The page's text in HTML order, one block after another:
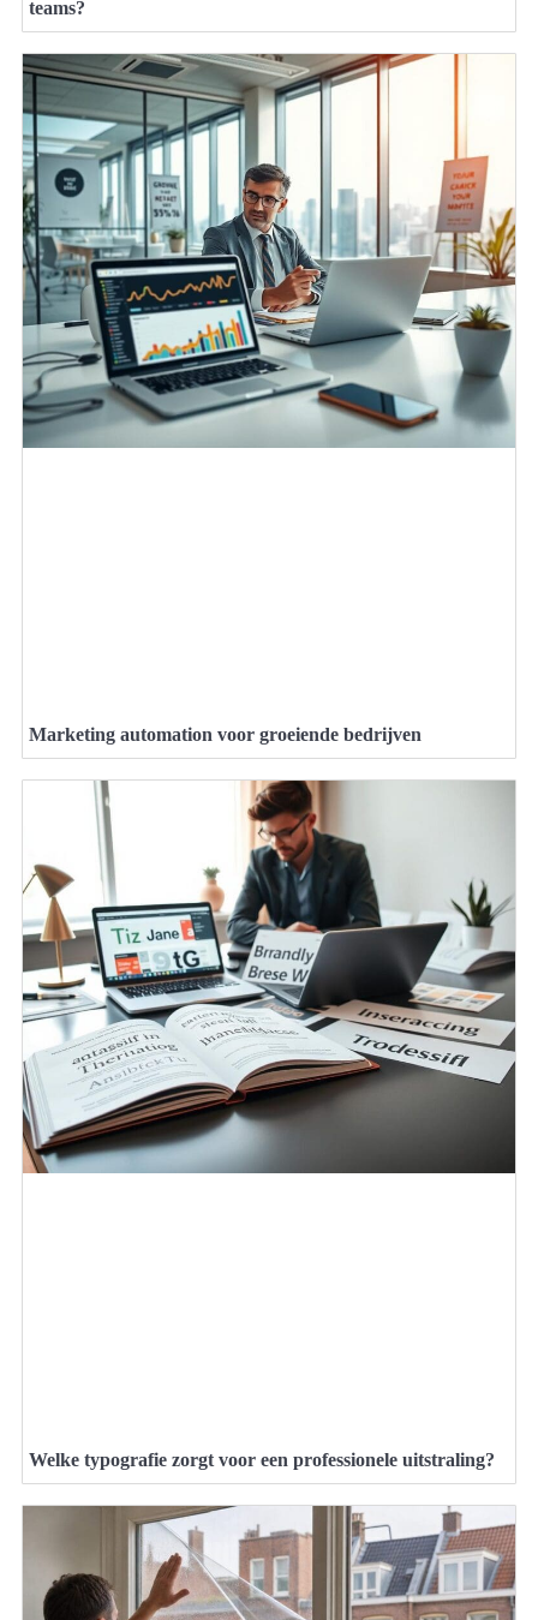
teams?
Marketing automation voor groeiende bedrijven
Welke typografie zorgt voor een professionele uitstraling?